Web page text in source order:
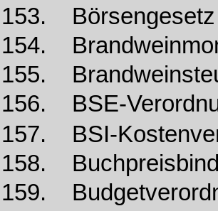
153. Börsengesetz
154.
155.
156. BSE-
157. BSI-
158.
159.